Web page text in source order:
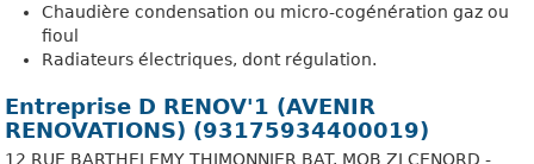
Chaudière condensation ou micro-cogénération gaz ou
fioul
Radiateurs électriques, dont régulation.
Entreprise D RENOV'1 (AVENIR
RENOVATIONS) (93175934400019)
12 RUE BARTHELEMY THIMONNIER BAT. MOB ZI CENORD -